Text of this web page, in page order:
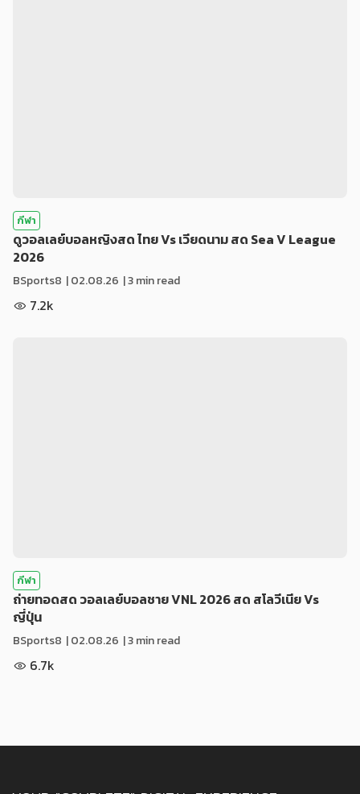
กีฬา
ดูวอลเลย์บอลหญิงสด ไทย Vs เวียดนาม สด Sea V League
2026
BSports8 |02.08.26 | 3 min read
7.2k
กีฬา
ถ่ายทอดสด วอลเลย์บอลชาย VNL 2026 สด สโลวีเนีย Vs
ญี่ปุ่น
BSports8 |02.08.26 | 3 min read
6.7k